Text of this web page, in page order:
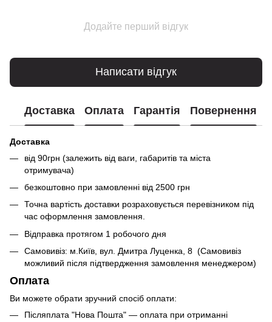
Додайте перший відгук
Написати відгук
Доставка Оплата Гарантія Повернення
Доставка
від 90грн (залежить від ваги, габаритів та міста
отримувача)
безкоштовно при замовленні від 2500 грн
Точна вартість доставки розраховується перевізником під
час оформлення замовлення.
Відправка протягом 1 робочого дня
Самовивіз: м.Київ, вул. Дмитра Луценка, 8 (Самовивіз
можливий після підтвердження замовлення менеджером)
Оплата
Ви можете обрати зручний спосіб оплати:
Післяплата "Нова Пошта" — оплата при отриманні